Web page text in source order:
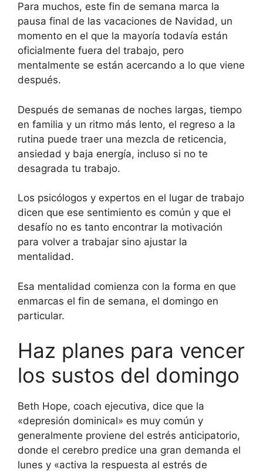
Para muchos, este fin de semana marca la
pausa final de las vacaciones de Navidad, un
momento en el que la mayoría todavía están
oficialmente fuera del trabajo, pero
mentalmente se están acercando a lo que viene
después.
Después de semanas de noches largas, tiempo
en familia y un ritmo más lento, el regreso a la
rutina puede traer una mezcla de reticencia,
ansiedad y baja energía, incluso si no te
desagrada tu trabajo.
Los psicólogos y expertos en el lugar de trabajo
dicen que ese sentimiento es común y que el
desafío no es tanto encontrar la motivación
para volver a trabajar sino ajustar la
mentalidad.
Esa mentalidad comienza con la forma en que
enmarcas el fin de semana, el domingo en
particular.
Haz planes para vencer
los sustos del domingo
Beth Hope, coach ejecutiva, dice que la
«depresión dominical» es muy común y
generalmente proviene del estrés anticipatorio,
donde el cerebro predice una gran demanda el
lunes y «activa la respuesta al estrés de